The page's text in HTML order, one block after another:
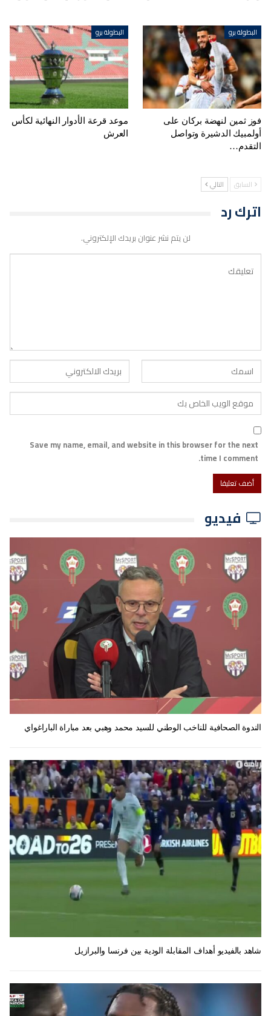
البطولة برو
فوز ثمين لنهضة بركان على
أولمبيك الدشيرة وتواصل
التقدم…
البطولة برو
موعد قرعة الأدوار النهائية لكأس
العرش
السابق التالي
اترك رد
لن يتم نشر عنوان بريدك الإلكتروني.
Save my name, email, and website in this browser for the next
time I comment.
فيديو
الندوة الصحافية للناخب الوطني للسيد محمد وهبي بعد مباراة الباراغواي
شاهد بالفيديو أهداف المقابلة الودية بين فرنسا والبرازيل